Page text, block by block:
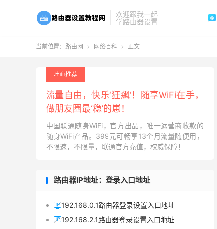
欢迎跟我一起
学路由器设置

当前位置： 路由网  网络百科  正文
吐血推荐
流量自由，快乐‘狂飙’！随享WiFi在手，
做朋友圈最‘稳’的崽！
中国联通随身WiFi，官方出品，唯一运营商收款的
随身WiFi产品。399元可畅享13个月流量随便用，
不限速，不限量，联通官方充值，权威保障！
路由器IP地址：登录入口地址
192.168.0.1路由器登录设置入口地址
192.168.2.1路由器登录设置入口地址